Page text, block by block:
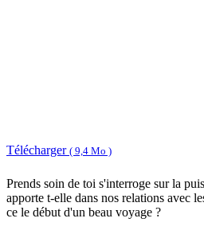
Télécharger ( 9,4 Mo )
Prends soin de toi s'interroge sur la
apporte t-elle dans nos relations avec
ce le début d'un beau voyage ?